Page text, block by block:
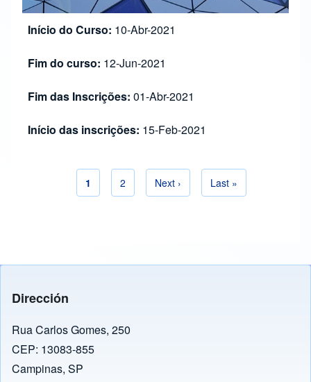
Início do Curso: 10-Abr-2021
Fim do curso: 12-Jun-2021
Fim das Inscrições: 01-Abr-2021
Início das inscrições: 15-Feb-2021
Paginación
Página actual
1 Página
2 Siguiente página
Next › Última página
Last »
Dirección
Rua Carlos Gomes, 250
CEP: 13083-855
Campinas, SP